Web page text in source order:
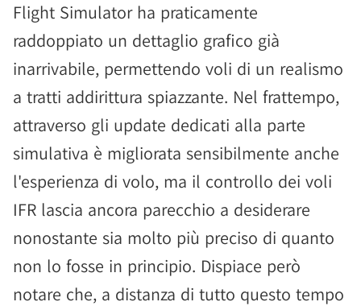
Flight Simulator ha praticamente
raddoppiato un dettaglio grafico già
inarrivabile, permettendo voli di un realismo
a tratti addirittura spiazzante. Nel frattempo,
attraverso gli update dedicati alla parte
simulativa è migliorata sensibilmente anche
l'esperienza di volo, ma il controllo dei voli
IFR lascia ancora parecchio a desiderare
nonostante sia molto più preciso di quanto
non lo fosse in principio. Dispiace però
notare che, a distanza di tutto questo tempo